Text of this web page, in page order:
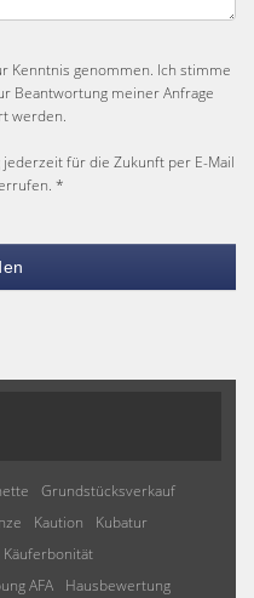
Kenntnis genommen. Ich stimme
Beantwortung meiner Anfrage
werden.
für die Zukunft per E-Mail
*
Grundstücksverkauf
Kaution
Kubatur
Käuferbonität
AFA
Hausbewertung